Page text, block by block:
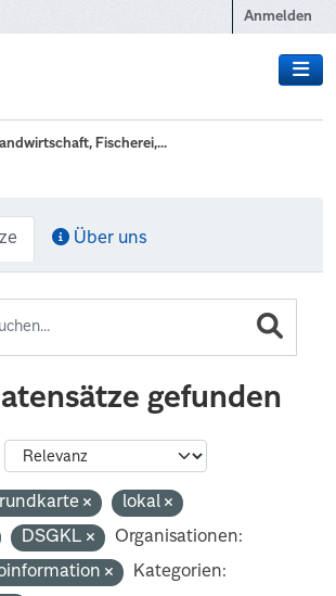
Anmelden
Fischerei,...
Über uns
gefunden
lokal
DSGKL
Organisationen:
Kategorien: